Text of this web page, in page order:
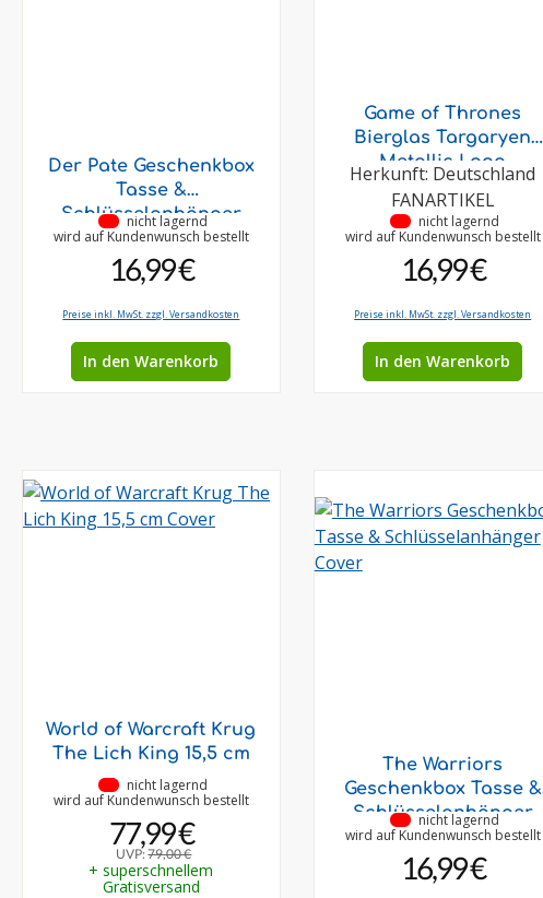
Der Pate Geschenkbox
Tasse &
Schlüsselanhänger
nicht lagernd
wird auf Kundenwunsch bestellt
16,99 €
Preise inkl. MwSt. zzgl. Versandkosten
In den Warenkorb
Game of Thrones
Bierglas Targaryen
Metallic Logo
Herkunft: Deutschland
FANARTIKEL
nicht lagernd
wird auf Kundenwunsch bestellt
16,99 €
Preise inkl. MwSt. zzgl. Versandkosten
In den Warenkorb
World of Warcraft Krug
The Lich King 15,5 cm
nicht lagernd
wird auf Kundenwunsch bestellt
77,99 €
UVP:79,00 €
+ superschnellem
Gratisversand
The Warriors
Geschenkbox Tasse &
Schlüsselanhänger
nicht lagernd
wird auf Kundenwunsch bestellt
16,99 €